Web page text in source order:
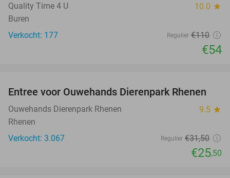
Quality Time 4 U 10.0 star
Buren
Verkocht: 177
Regulier €110
€54
19%
Entree voor Ouwehands Dierenpark Rhenen
Ouwehands Dierenpark Rhenen 9.5 star
Rhenen
Verkocht: 3.067
Regulier €31,50
€25,50